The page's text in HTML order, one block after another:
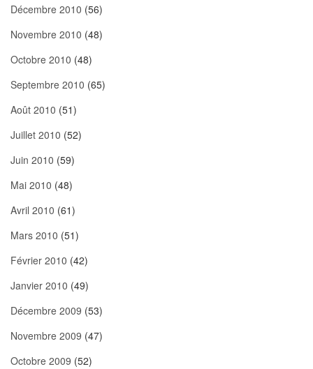
Décembre 2010 (56)
Novembre 2010 (48)
Octobre 2010 (48)
Septembre 2010 (65)
Août 2010 (51)
Juillet 2010 (52)
Juin 2010 (59)
Mai 2010 (48)
Avril 2010 (61)
Mars 2010 (51)
Février 2010 (42)
Janvier 2010 (49)
Décembre 2009 (53)
Novembre 2009 (47)
Octobre 2009 (52)